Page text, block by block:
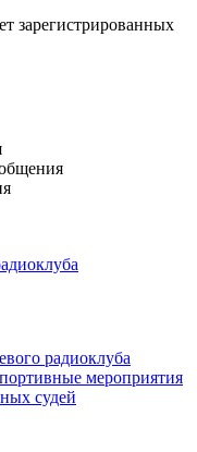
зарегистрированных
радиоклуба
мероприятия
судей